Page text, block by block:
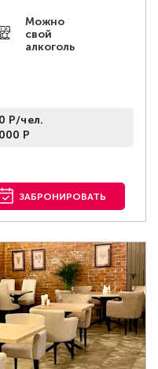
Можно
свой
алкоголь
Р/чел.
Р
ЗАБРОНИРОВАТЬ